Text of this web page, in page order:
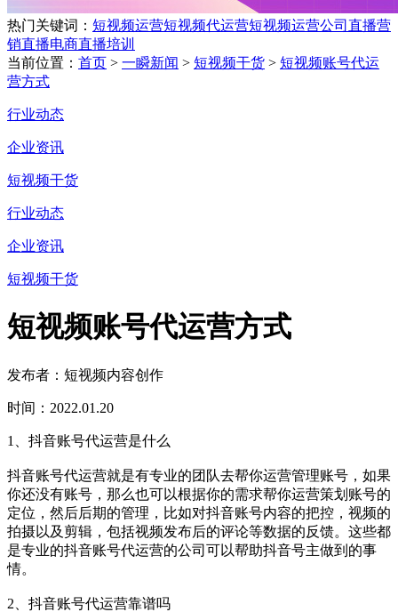
热门关键词： 短视频运营短视频代运营短视频运营公司 直播营
销直播电商直播培训
当前位置： 首页 > 一瞬新闻 > 短视频干货 > 短视频账号代运
营方式
行业动态
企业资讯
短视频干货
行业动态
企业资讯
短视频干货
短视频账号代运营方式
发布者：短视频内容创作
时间：2022.01.20
1、抖音账号代运营是什么
抖音账号代运营就是有专业的团队去帮你运营管理账号，如果
你还没有账号，那么也可以根据你的需求帮你运营策划账号的
定位，然后后期的管理，比如对抖音账号内容的把控，视频的
拍摄以及剪辑，包括视频发布后的评论等数据的反馈。这些都
是专业的抖音账号代运营的公司可以帮助抖音号主做到的事
情。
2、抖音账号代运营靠谱吗